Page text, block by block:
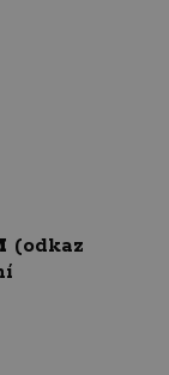
(odkaz